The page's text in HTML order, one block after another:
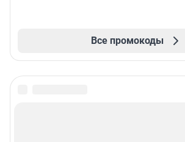
Все промокоды